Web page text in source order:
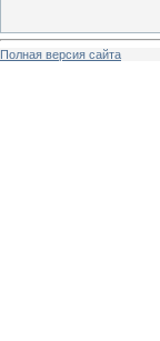
Полная версия сайта